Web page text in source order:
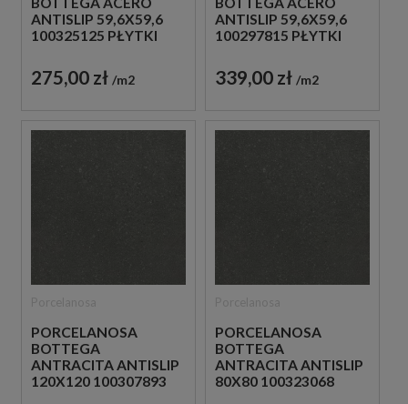
ANTISLIP 59,6X59,6
100325125 PŁYTKI
GRESOWE
275,00 zł m2
ANTISLIP 59,6X59,6
100297815 PŁYTKI
GRESOWE 20 MM
339,00 zł m2
PORCELANOSA
BOTTEGA
ANTRACITA ANTISLIP
120X120 100307893
PORCELANOSA
BOTTEGA
ANTRACITA ANTISLIP
80X80 100323068